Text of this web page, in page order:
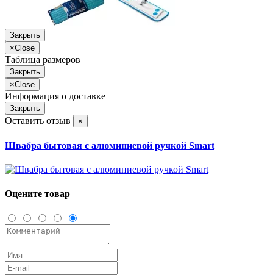
Закрыть
×Close
Таблица размеров
Закрыть
×Close
Информация о доставке
Закрыть
Оставить отзыв ×
Швабра бытовая с алюминиевой ручкой Smart
Оцените товар